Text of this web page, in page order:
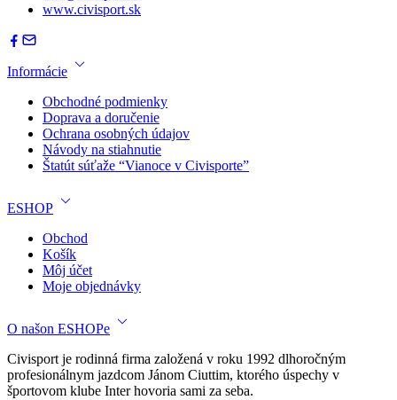
www.civisport.sk
Informácie
Obchodné podmienky
Doprava a doručenie
Ochrana osobných údajov
Návody na stiahnutie
Štatút súťaže “Vianoce v Civisporte”
ESHOP
Obchod
Košík
Môj účet
Moje objednávky
O našon ESHOPe
Civisport je rodinná firma založená v roku 1992 dlhoročným
profesionálnym jazdcom Jánom Ciuttim, ktorého úspechy v
športovom klube Inter hovoria sami za seba.